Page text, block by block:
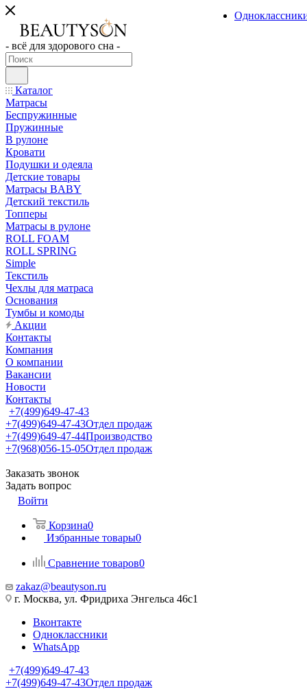
- всё для здорового сна -
Каталог
Матрасы
Беспружинные
Пружинные
В рулоне
Кровати
Подушки и одеяла
Детские товары
Матрасы BABY
Детский текстиль
Топперы
Матрасы в рулоне
ROLL FOAM
ROLL SPRING
Simple
Текстиль
Чехлы для матраса
Основания
Тумбы и комоды
Акции
Контакты
Компания
О компании
Вакансии
Новости
Контакты
+7(499)649-47-43
+7(499)649-47-43Отдел продаж
+7(499)649-47-44Производство
+7(968)056-15-05Отдел продаж
Заказать звонок
Задать вопрос
Войти
Корзина0
Избранные товары0
Сравнение товаров0
zakaz@beautyson.ru
г. Москва, ул. Фридриха Энгельса 46с1
Вконтакте
Одноклассники
WhatsApp
+7(499)649-47-43
+7(499)649-47-43Отдел продаж